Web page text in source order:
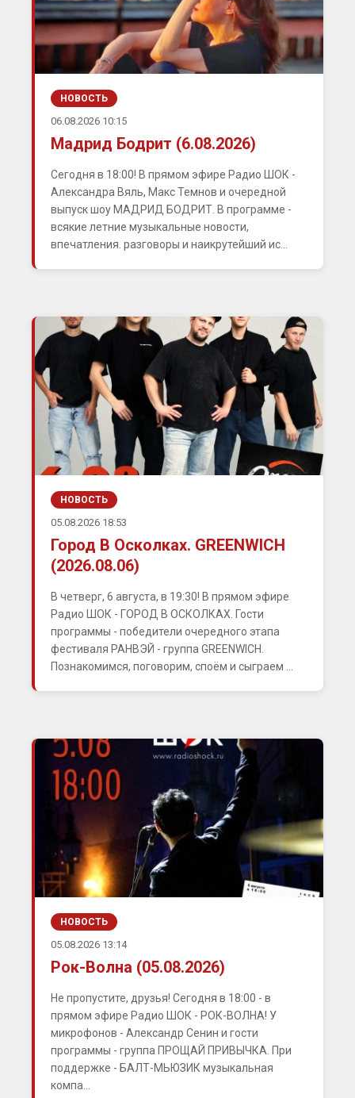
НОВОСТЬ
06.08.2026 10:15
Мадрид Бодрит (6.08.2026)
Сегодня в 18:00! В прямом эфире Радио ШОК -
Александра Вяль, Макс Темнов и очередной
выпуск шоу МАДРИД БОДРИТ. В программе -
всякие летние музыкальные новости,
впечатления. разговоры и наикрутейший ис...
НОВОСТЬ
05.08.2026 18:53
Город В Осколках. GREENWICH
(2026.08.06)
В четверг, 6 августа, в 19:30! В прямом эфире
Радио ШОК - ГОРОД В ОСКОЛКАХ. Гости
программы - победители очередного этапа
фестиваля РАНВЭЙ - группа GREENWICH.
Познакомимся, поговорим, споём и сыграем ...
НОВОСТЬ
05.08.2026 13:14
Рок-Волна (05.08.2026)
Не пропустите, друзья! Сегодня в 18:00 - в
прямом эфире Радио ШОК - РОК-ВОЛНА! У
микрофонов - Александр Сенин и гости
программы - группа ПРОЩАЙ ПРИВЫЧКА. При
поддержке - БАЛТ-МЬЮЗИК музыкальная
компа...